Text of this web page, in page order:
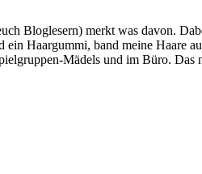
Bloglesern) merkt was davon.
Haargummi, band meine
Mädels und im Büro. Das